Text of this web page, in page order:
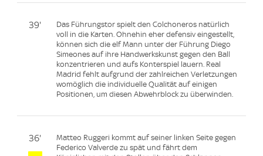
39'
Das Führungstor spielt den Colchoneros natürlich
voll in die Karten. Ohnehin eher defensiv eingestellt,
können sich die elf Mann unter der Führung Diego
Simeones auf ihre Handwerkskunst gegen den Ball
konzentrieren und aufs Konterspiel lauern. Real
Madrid fehlt aufgrund der zahlreichen Verletzungen
womöglich die individuelle Qualität auf einigen
Positionen, um diesen Abwehrblock zu überwinden.
36'
Matteo Ruggeri kommt auf seiner linken Seite gegen
Federico Valverde zu spät und fährt dem